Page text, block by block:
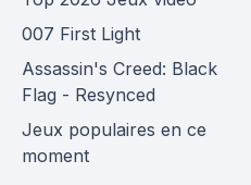
007 First Light
Assassin's Creed: Black
Flag - Resynced
Jeux populaires en ce
moment